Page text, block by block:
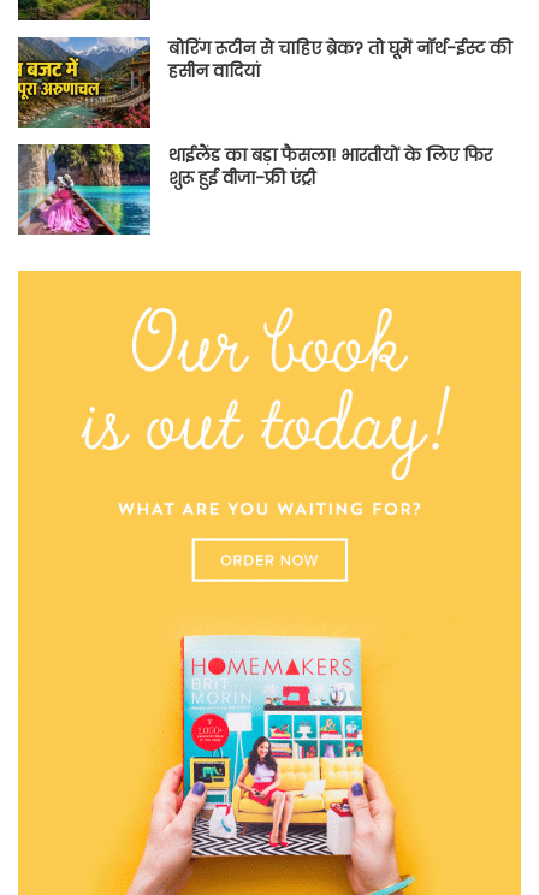
बोरिंग रूटीन से चाहिए ब्रेक? तो घूमें नॉर्थ-ईस्ट की
हसीन वादियां
थाईलैंड का बड़ा फैसला! भारतीयों के लिए फिर
शुरू हुई वीजा-फ्री एंट्री